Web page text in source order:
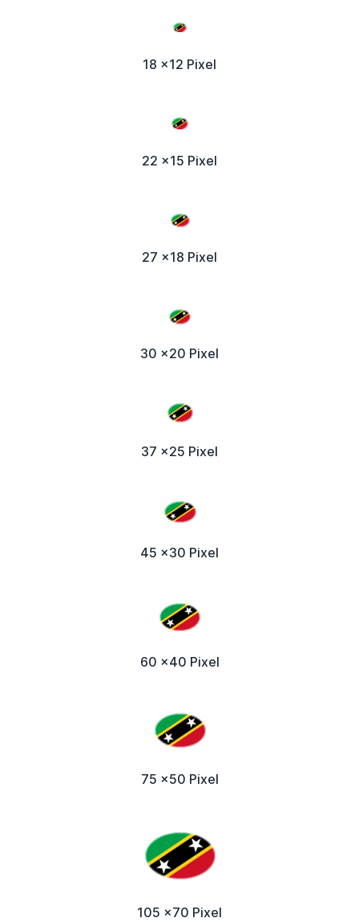
18 x12 Pixel
22 x15 Pixel
27 x18 Pixel
30 x20 Pixel
37 x25 Pixel
45 x30 Pixel
60 x40 Pixel
75 x50 Pixel
105 x70 Pixel